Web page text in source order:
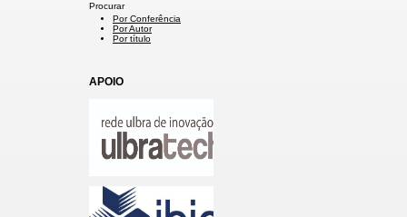
Procurar
Por Conferência
Por Autor
Por título
APOIO